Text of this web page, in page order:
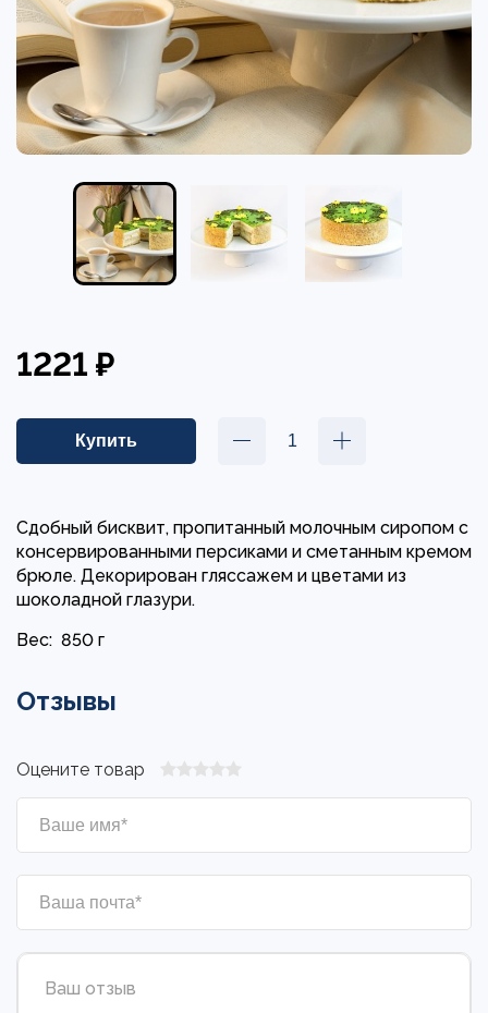
Сдобный бисквит, пропитанный молочным сиропом с
консервированными персиками и сметанным кремом
брюле. Декорирован гляссажем и цветами из
шоколадной глазури.
Вес: 850 г
1221 ₽
Отзывы
Оцените товар